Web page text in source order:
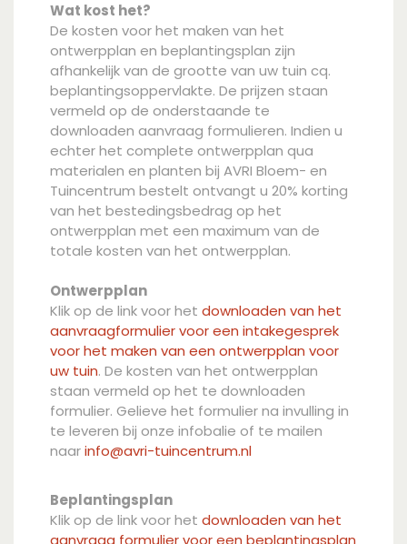
Wat kost het?
De kosten voor het maken van het
ontwerpplan en beplantingsplan zijn
afhankelijk van de grootte van uw tuin cq.
beplantingsoppervlakte. De prijzen staan
vermeld op de onderstaande te
downloaden aanvraag formulieren. Indien u
echter het complete ontwerpplan qua
materialen en planten bij AVRI Bloem- en
Tuincentrum bestelt ontvangt u 20% korting
van het bestedingsbedrag op het
ontwerpplan met een maximum van de
totale kosten van het ontwerpplan.
Ontwerpplan
Klik op de link voor het downloaden van het
aanvraagformulier voor een intakegesprek
voor het maken van een ontwerpplan voor
uw tuin. De kosten van het ontwerpplan
staan vermeld op het te downloaden
formulier. Gelieve het formulier na invulling in
te leveren bij onze infobalie of te mailen
naarinfo@avri-tuincentrum.nl
Beplantingsplan
Klik op de link voor het downloaden van het
aanvraag formulier voor een beplantingsplan